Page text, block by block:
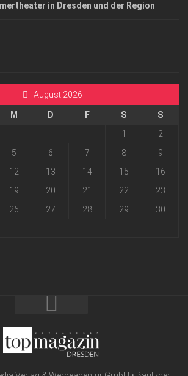
in Dresden und der Region
August 2026
M D F S
S
1
2
5 6 7 8
9
12 13 14 15
16
19 20 21 22
23
26 27 28 29
30